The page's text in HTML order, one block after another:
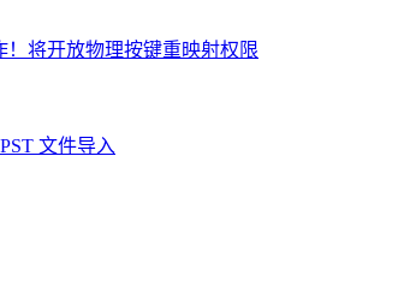
！将开放物理按键重映射权限
文件导入